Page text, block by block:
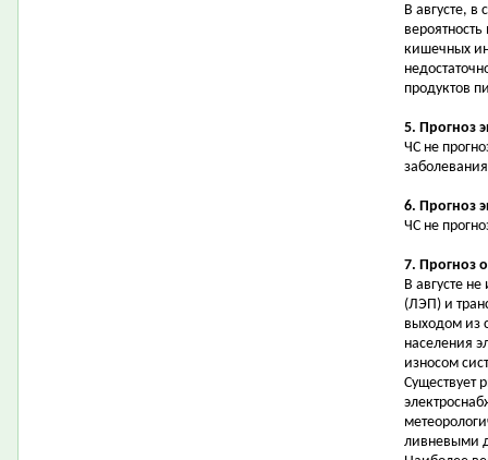
В августе, в
кишечных
продуктов
5. Прогноз
ЧС не
6. Прогноз
ЧС не
7. Прогноз
В августе
(ЛЭП) и
выходом из
населения
износом
Существует
ливневыми